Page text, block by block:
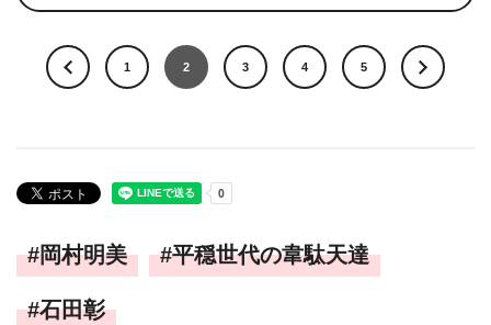
1 2 3 4 5
岡村明美 平穏世代の韋駄天達
石田彰